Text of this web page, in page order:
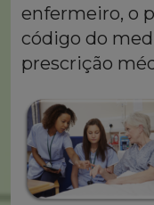
enfermeiro, o
código do
prescrição